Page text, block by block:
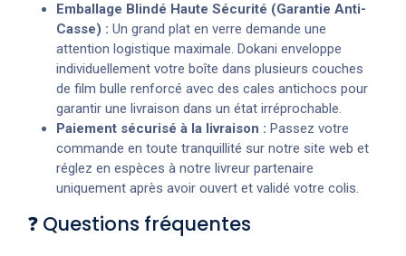
Emballage Blindé Haute Sécurité (Garantie Anti-
Casse) : Un grand plat en verre demande une
attention logistique maximale. Dokani enveloppe
individuellement votre boîte dans plusieurs couches
de film bulle renforcé avec des cales antichocs pour
garantir une livraison dans un état irréprochable.
Paiement sécurisé à la livraison : Passez votre
commande en toute tranquillité sur notre site web et
réglez en espèces à notre livreur partenaire
uniquement après avoir ouvert et validé votre colis.
❓ Questions fréquentes